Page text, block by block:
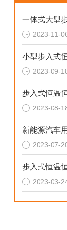
2023-11-
小型步入式
2023-09-
2023-08-
2023-07-
步入式恒温
2023-03-